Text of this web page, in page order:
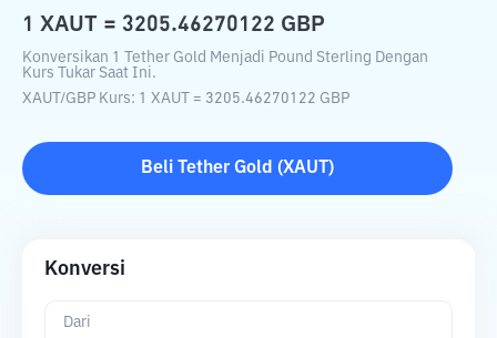
1 XAUT = 3205.46270122 GBP
Konversikan 1 Tether Gold Menjadi Pound Sterling Dengan
Kurs Tukar Saat Ini.
XAUT /GBP Kurs: 1 XAUT = 3205.46270122 GBP
Beli Tether Gold (XAUT )
Konversi
Dari